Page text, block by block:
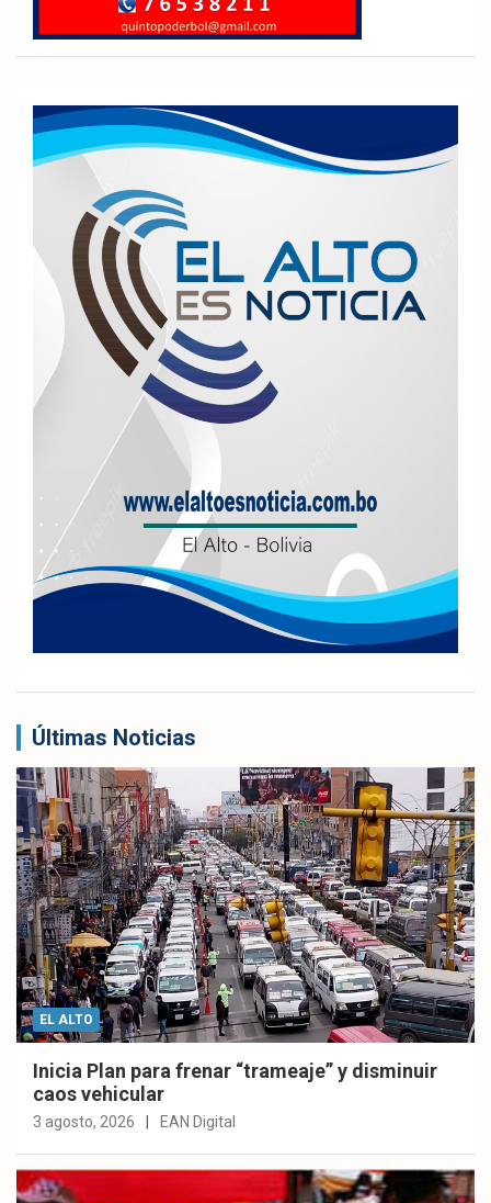
Últimas Noticias
EL ALTO
Inicia Plan para frenar “trameaje” y disminuir
caos vehicular
3 agosto, 2026 EAN Digital